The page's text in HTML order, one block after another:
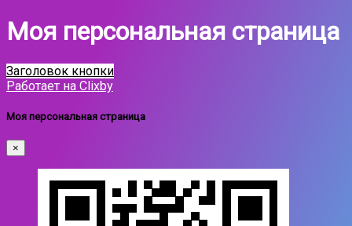
Моя персональная страница
Заголовок кнопки
Работает на Clixby
Моя персональная страница
×